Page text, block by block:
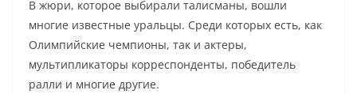
В жюри, которое выбирали талисманы, вошли
многие известные уральцы. Среди которых есть, как
Олимпийские чемпионы, так и актеры,
мультипликаторы корреспонденты, победитель
ралли и многие другие.